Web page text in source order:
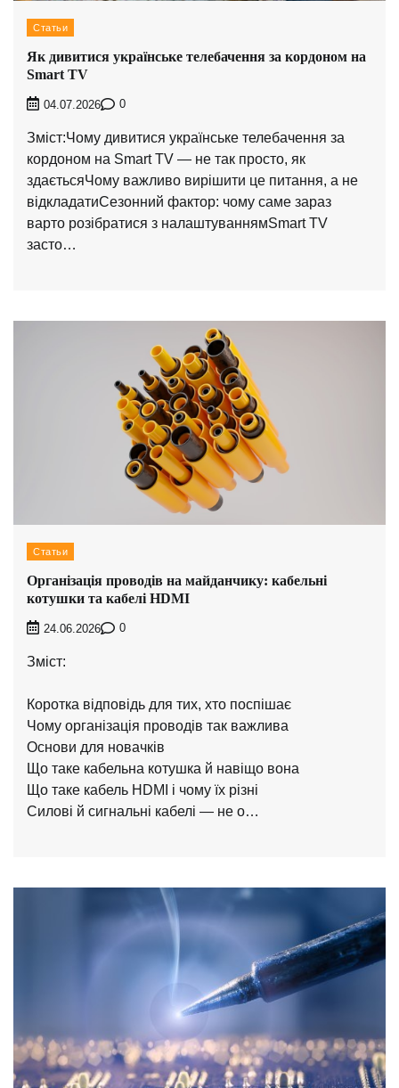
Статьи
Як дивитися українське телебачення за кордоном на
Smart TV
04.07.2026 0
Зміст:Чому дивитися українське телебачення за
кордоном на Smart TV — не так просто, як
здаєтьсяЧому важливо вирішити це питання, а не
відкладатиСезонний фактор: чому саме зараз
варто розібратися з налаштуваннямSmart TV
засто…
Статьи
Організація проводів на майданчику: кабельні
котушки та кабелі HDMI
24.06.2026 0
Зміст:
Коротка відповідь для тих, хто поспішає
Чому організація проводів так важлива
Основи для новачків
Що таке кабельна котушка й навіщо вона
Що таке кабель HDMI і чому їх різні
Силові й сигнальні кабелі — не о…